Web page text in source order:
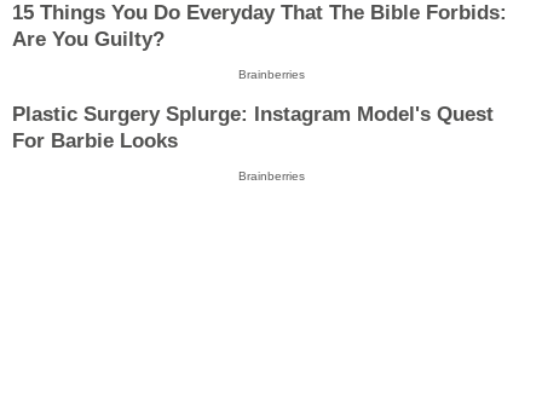
15 Things You Do Everyday That The Bible Forbids:
Are You Guilty?
Brainberries
Plastic Surgery Splurge: Instagram Model's Quest
For Barbie Looks
Brainberries